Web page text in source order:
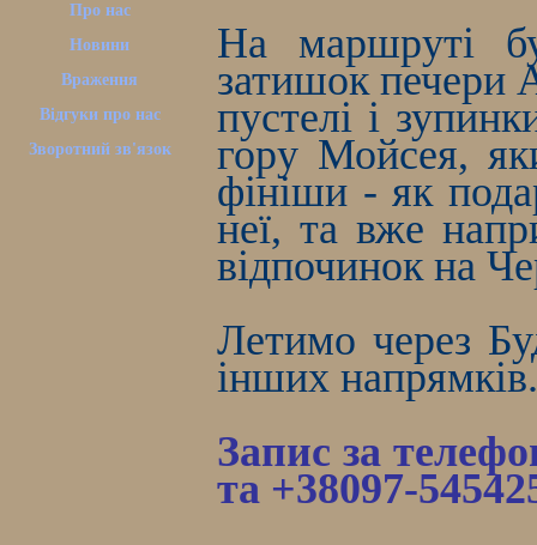
Про нас
Новини
Враження
Відгуки про нас
Зворотний зв'язок
На маршруті
затишок печери
пустелі і
гору Мойсея,
фініши - як
неї, та вже
відпочинок на
Летимо через
інших напрямків.
Запис за
та +38097-